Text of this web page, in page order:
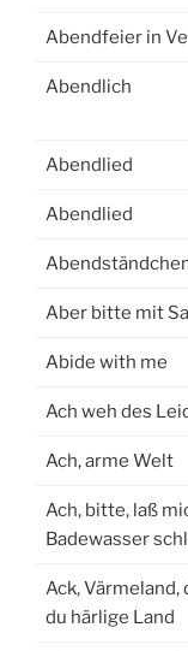
Abendfeier in
Abendlich
Abendlied
Abendlied
Aber bitte mit
Abide with me
Ach weh des
Ach, arme Welt
Ach, bitte, laß
Badewasser
Ack, Värmeland,
du härlige Land